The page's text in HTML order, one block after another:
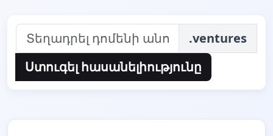
.ventures
Ստուգել հասանելիությունը